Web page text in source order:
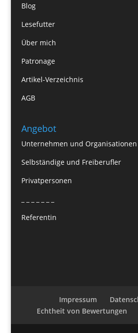
Blog
Lesefutter
Über mich
Patronage
Artikel-Verzeichnis
AGB
Angebot
Unternehmen und Organisationen
Selbständige und Freiberufler
Privatpersonen
Referentin
Impressum
Echtheit von Bewertungen